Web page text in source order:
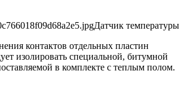
Датчик температуры
контактов отдельных пластин
изолировать специальной, битумной
в комплекте с теплым полом.